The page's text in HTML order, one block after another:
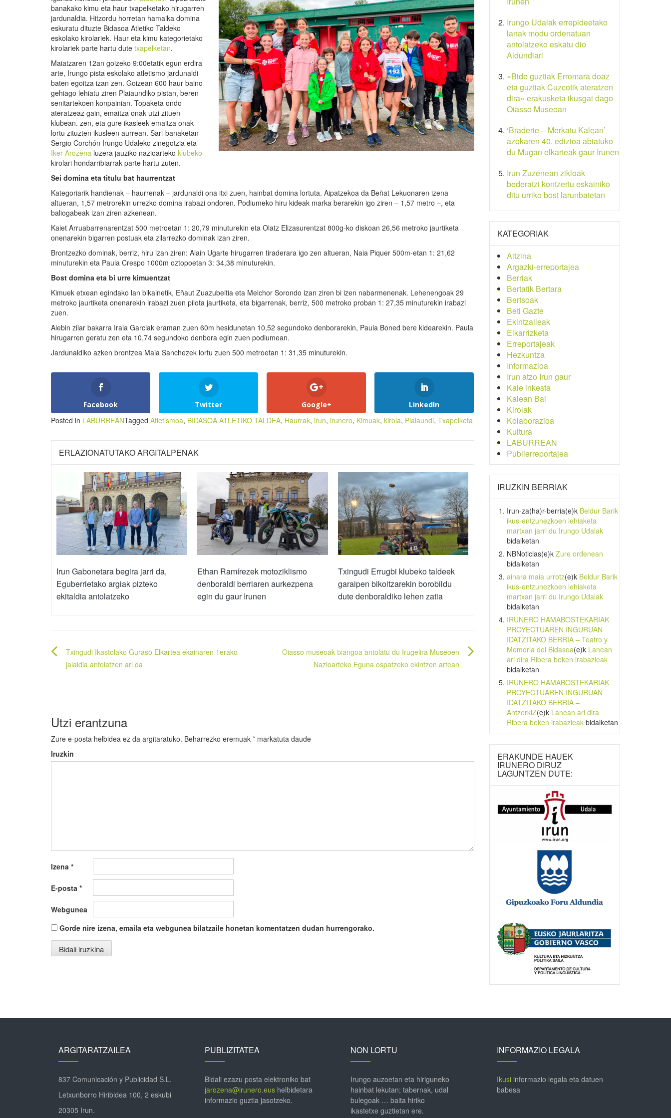
banakako kimu eta haur txapelketako hirugarren
jardunaldia. Hitzordu horretan hamaika domina
eskuratu dituzte Bidasoa Atletiko Taldeko
eskolako kirolariek. Haur eta kimu kategorietako
kirolariek parte hartu dute txapelketan.
Maiatzaren 12an goizeko 9:00etatik egun erdira
arte, Irungo pista eskolako atletismo jardunaldi
baten egoitza izan zen. Goizean 600 haur baino
gehiago lehiatu ziren Plaiaundiko pistan, beren
senitartekoen konpainian. Topaketa ondo
ateratzeaz gain, emaitza onak utzi zituen
klubean. zen, eta gure ikasleek emaitza onak
lortu zituzten ikusleen aurrean. Sari-banaketan
Sergio Corchón Irungo Udaleko zinegotzia eta
Iker Arozena luzera jauziko nazioarteko klubeko
kirolari hondarribiarrak parte hartu zuten.
Sei domina eta titulu bat haurrentzat
Kategoriarik handienak – haurrenak – jardunaldi ona itxi zuen, hainbat domina lortuta. Aipatzekoa da Beñat Lekuonaren izena
altueran, 1,57 metrorekin urrezko domina irabazi ondoren. Podiumeko hiru kideak marka berarekin igo ziren – 1,57 metro –, eta
baliogabeak izan ziren azkenean.
Kaiet Arruabarrenarentzat 500 metroetan 1: 20,79 minuturekin eta Olatz Elizasurentzat 800g-ko diskoan 26,56 metroko jaurtiketa
onenarekin bigarren postuak eta zilarrezko dominak izan ziren.
Brontzezko dominak, berriz, hiru izan ziren: Alain Ugarte hirugarren tiraderara igo zen altueran, Naia Piquer 500m-etan 1: 21,62
minuturekin eta Paula Crespo 1000m oztopoetan 3: 34,38 minuturekin.
Bost domina eta bi urre kimuentzat
Kimuek etxean egindako lan bikainetik, Eñaut Zuazubeitia eta Melchor Sorondo izan ziren bi izen nabarmenenak. Lehenengoak 29
metroko jaurtiketa onenarekin irabazi zuen pilota jaurtiketa, eta bigarrenak, berriz, 500 metroko proban 1: 27,35 minuturekin irabazi
zuen.
Alebin zilar bakarra Iraia Garciak eraman zuen 60m hesidunetan 10,52 segundoko denborarekin, Paula Boned bere kidearekin. Paula
hirugarren geratu zen eta 10,74 segundoko denbora egin zuen podiumean.
Jardunaldiko azken brontzea Maia Sanchezek lortu zuen 500 metroetan 1: 31,35 minuturekin.
Facebook Twitter Google+ LinkedIn
Posted in LABURREANTagged Atletismoa, BIDASOA ATLETIKO TALDEA, Haurrak, irun, irunero, Kimuak, kirola, Plaiaundi, Txapelketa
ERLAZIONATUTAKO ARGITALPENAK
Irun Gabonetara begira jarri da,
Eguberrietako argiak pizteko
ekitaldia antolatzeko
Ethan Ramírezek motoziklismo
denboraldi berriaren aurkezpena
egin du gaur Irunen
Txingudi Errugbi klubeko taldeek
garaipen bikoitzarekin borobildu
dute denboraldiko lehen zatia
Bidalketetan
zehar
Txingudi Ikastolako Guraso Elkartea ekainaren 1erako
jaialdia antolatzen ari da
Oiasso museoak txangoa antolatu du Irugelira Museoen
Nazioarteko Eguna ospatzeko ekintzen artean
Utzi erantzuna
Zure e-posta helbidea ez da argitaratuko. Beharrezko eremuak * markatuta daude
Iruzkin
Izena *
E-posta *
Webgunea
Gorde nire izena, emaila eta webgunea bilatzaile honetan komentatzen dudan hurrengorako.
Irungo Udalak errepideetako
lanak modu ordenatuan
antolatzeko eskatu dio
Aldundiari
«Bide guztiak Erromara doaz
eta guztiak Cuzcotik ateratzen
dira» erakusketa ikusgai dago
Oiasso Museoan
‘Braderie – Merkatu Kalean’
azokaren 40. edizioa abiatuko
du Mugan elkarteak gaur Irunen
Irun Zuzenean zikloak
bederatzi kontzertu eskainiko
ditu urriko bost larunbatetan
KATEGORIAK
Aitzina
Argazki-erreportajea
Berriak
Bertatik Bertara
Bertsoak
Beti Gazte
Ekintzaileak
Elkarrizketa
Erreportajeak
Hezkuntza
Informazioa
Irun atzo Irun gaur
Kale inkesta
Kalean Bai
Kirolak
Kolaborazioa
Kultura
LABURREAN
Publierreportajea
IRUZKIN BERRIAK
Irun-za(ha)r-berria(e)k Beldur Barik
ikus-entzunezkoen lehiaketa
martxan jarri du Irungo Udalak
bidalketan
NBNoticias(e)k Zure ordenean
bidalketan
ainara maia urrotz(e)k Beldur Barik
ikus-entzunezkoen lehiaketa
martxan jarri du Irungo Udalak
bidalketan
IRUNERO HAMABOSTEKARIAK
PROYECTUAREN INGURUAN
IDATZITAKO BERRIA – Teatro y
Memoria del Bidasoa(e)k Lanean
ari dira Ribera beken irabazleak
bidalketan
IRUNERO HAMABOSTEKARIAK
PROYECTUAREN INGURUAN
IDATZITAKO BERRIA –
AntzerkiZ(e)k Lanean ari dira
Ribera beken irabazleakbidalketan
ERAKUNDE HAUEK
IRUNERO DIRUZ
LAGUNTZEN DUTE:
ARGITARATZAILEA
837 Comunicación y Publicidad S.L.
Letxunborro Hiribidea 100, 2 eskubi
20305 Irun.
PUBLIZITATEA
Bidali ezazu posta elektroniko bat
jarozena@irunero.eushelbidetara
informazio guztia jasotzeko.
NON LORTU
Irungo auzoetan eta hiriguneko
hainbat lekutan; tabernak, udal
bulegoak … baita hiriko
ikastetxe guztietan ere.
INFORMAZIO LEGALA
Ikusiinformazio legala eta datuen
babesa